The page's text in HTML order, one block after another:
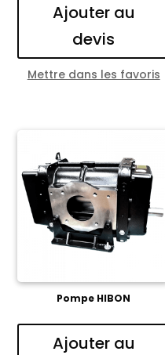
Ajouter au
devis
Mettre dans les favoris
Pompe HIBON
Ajouter au